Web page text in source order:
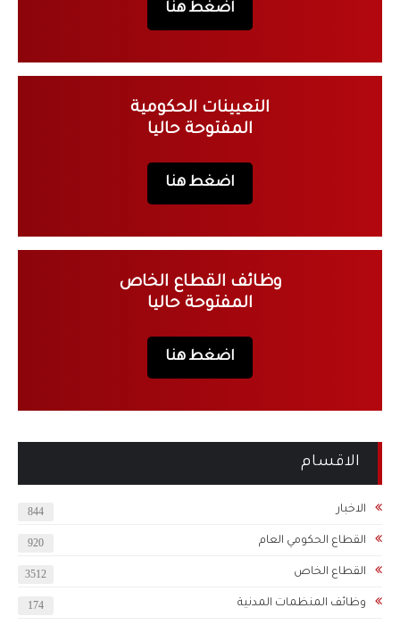
اضغط هنا
التعيينات الحكومية
المفتوحة حاليا
اضغط هنا
وظائف القطاع الخاص
المفتوحة حاليا
اضغط هنا
الاقسام
الاخبار 844
القطاع الحكومي العام 920
القطاع الخاص 3512
وظائف المنظمات المدنية 174